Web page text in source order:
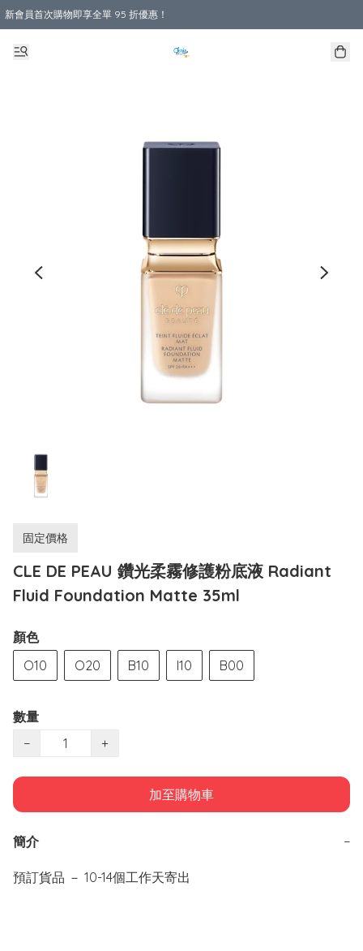
新會員首次購物即享全單 95 折優惠！
購物滿 HKD 800.00即享免運費優惠！（適用於 本地送貨、本地取貨 )
固定價格
CLE DE PEAU 鑽光柔霧修護粉底液 Radiant
Fluid Foundation Matte 35ml
顏色
O10
O20 B10 I10 B00
數量
−
+
加至購物車
簡介 −
預訂貨品 － 10-14個工作天寄出